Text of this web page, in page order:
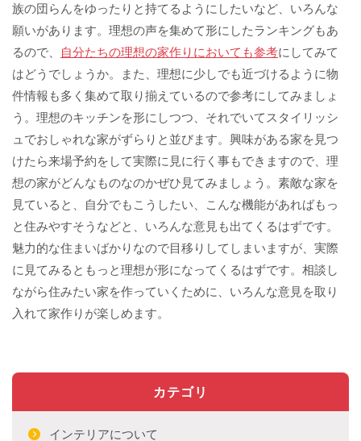
族の団らんをゆったりと持てるようにしたいなど、いろんな
願いがあります。理想の声を集めて形にしたランキングもあ
るので、
自分たちの理想の家作りにおいても参考にしてみて
はどうでしょうか。また、理想に少しでも近づけるように物
件情報も多く集めて取り揃えているので参考にしてみましょ
う。理想のキッチンを形にしつつ、それでいてスタイリッシ
ュでおしゃれな家がずらりと並びます。興味がある家を見つ
けたら来場予約をして実際に見に行く事もできますので、理
想の家がどんなものなのかぜひ見てみましょう。素敵な家を
見ていると、自分でもこうしたい、こんな機能があればもっ
と住みやすそうなどと、いろんな意見も出てくるはずです。
魅力的な住まいばかりなので目移りしてしまいますが、実際
に見てみるともっと理想が形になってくるはずです。相談し
ながら住みたい家を作っていくために、いろんな意見を取り
入れて家作りが楽しめます。
カテゴリ
インテリアについて